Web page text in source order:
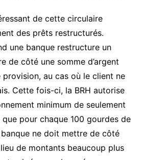
de cette circulaire
des prêts restructurés.
une banque restructure un
de côté une somme d’argent
au cas où le client ne
Cette fois-ci, la BRH autorise
minimum de seulement
que pour chaque 100 gourdes de
ne doit mettre de côté
de montants beaucoup plus